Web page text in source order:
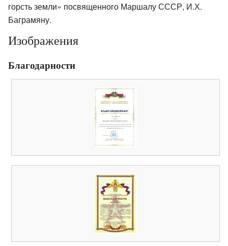
горсть земли» посвященного Маршалу СССР, И.Х.
Баграмяну.
Изображения
Благодарности